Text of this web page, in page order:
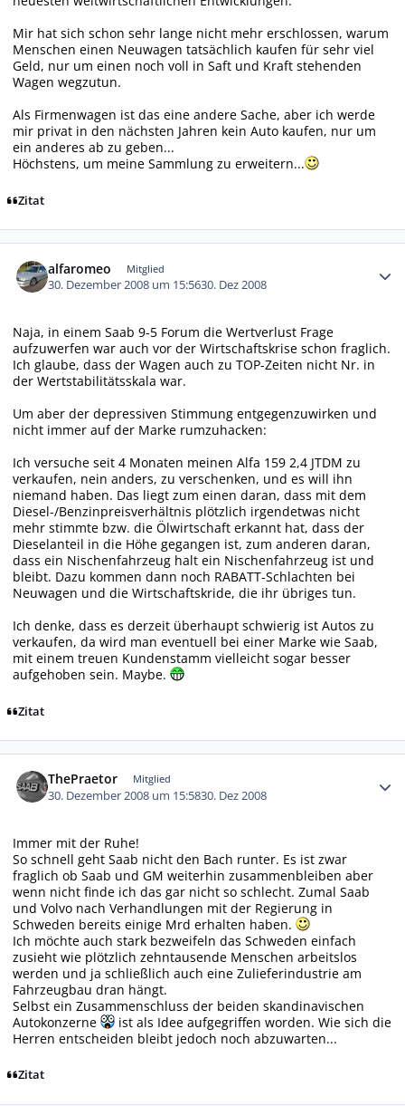
Mir hat sich schon sehr lange nicht mehr erschlossen, warum
Menschen einen Neuwagen tatsächlich kaufen für sehr viel
Geld, nur um einen noch voll in Saft und Kraft stehenden
Wagen wegzutun.
Als Firmenwagen ist das eine andere Sache, aber ich werde
mir privat in den nächsten Jahren kein Auto kaufen, nur um
ein anderes ab zu geben...
Höchstens, um meine Sammlung zu erweitern...
Zitat
alfaromeo Mitglied
30. Dezember 2008 um 15:5630. Dez 2008
Naja, in einem Saab 9-5 Forum die Wertverlust Frage
aufzuwerfen war auch vor der Wirtschaftskrise schon fraglich.
Ich glaube, dass der Wagen auch zu TOP-Zeiten nicht Nr. in
der Wertstabilitätsskala war.
Um aber der depressiven Stimmung entgegenzuwirken und
nicht immer auf der Marke rumzuhacken:
Ich versuche seit 4 Monaten meinen Alfa 159 2,4 JTDM zu
verkaufen, nein anders, zu verschenken, und es will ihn
niemand haben. Das liegt zum einen daran, dass mit dem
Diesel-/Benzinpreisverhältnis plötzlich irgendetwas nicht
mehr stimmte bzw. die Ölwirtschaft erkannt hat, dass der
Dieselanteil in die Höhe gegangen ist, zum anderen daran,
dass ein Nischenfahrzeug halt ein Nischenfahrzeug ist und
bleibt. Dazu kommen dann noch RABATT-Schlachten bei
Neuwagen und die Wirtschaftskride, die ihr übriges tun.
Ich denke, dass es derzeit überhaupt schwierig ist Autos zu
verkaufen, da wird man eventuell bei einer Marke wie Saab,
mit einem treuen Kundenstamm vielleicht sogar besser
aufgehoben sein. Maybe.
Zitat
ThePraetor Mitglied
30. Dezember 2008 um 15:5830. Dez 2008
Immer mit der Ruhe!
So schnell geht Saab nicht den Bach runter. Es ist zwar
fraglich ob Saab und GM weiterhin zusammenbleiben aber
wenn nicht finde ich das gar nicht so schlecht. Zumal Saab
und Volvo nach Verhandlungen mit der Regierung in
Schweden bereits einige Mrd erhalten haben.
Ich möchte auch stark bezweifeln das Schweden einfach
zusieht wie plötzlich zehntausende Menschen arbeitslos
werden und ja schließlich auch eine Zulieferindustrie am
Fahrzeugbau dran hängt.
Selbst ein Zusammenschluss der beiden skandinavischen
Autokonzerne
ist als Idee aufgegriffen worden. Wie sich die
Herren entscheiden bleibt jedoch noch abzuwarten...
Zitat